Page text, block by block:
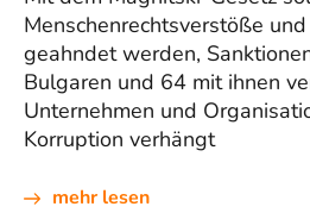
Menschenrechtsverstöße
geahndet werden,
Bulgaren und 64 mit ihnen
Unternehmen und
Korruption verhängt
mehr lesen